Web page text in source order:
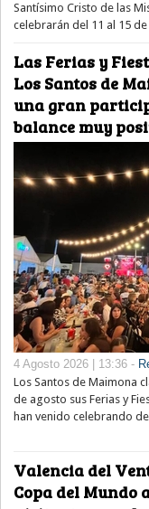
Santísimo Cristo de las
celebrarán del 11 al 15
Las Ferias y
Los Santos de
una gran
balance muy
4 Agosto 2026 | 13:36 -
Los Santos de Maimona
de agosto sus Ferias y
han venido celebrando
Valencia del
Copa del Mundo